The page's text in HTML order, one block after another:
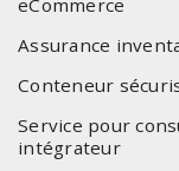
eCommerce
Assurance
Conteneur
Service pour
intégrateur